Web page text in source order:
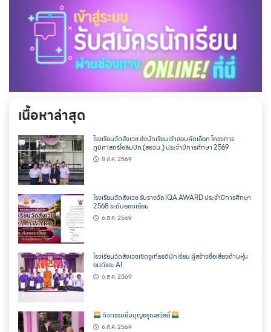
เนื้อหาล่าสุด
โรงเรียนวัดสังเวช ส่งนักเรียนเข้าสอบคัดเลือก โครงการ
ภูมิศาสตร์โอลิมปิก (สอวน.) ประจำปีการศึกษา 2569
8 ส.ค. 2569
โรงเรียนวัดสังเวช รับรางวัล IQA AWARD ประจำปีการศึกษา
2568 ระดับยอดเยี่ยม
6 ส.ค. 2569
โรงเรียนวัดสังเวชเชิดชูเกียรตินักเรียน ผู้สร้างชื่อเสียงด้านหุ่น
ยนต์และ AI
6 ส.ค. 2569
กิจกรรมอิ่มบุญอรุณสวัสดิ์
6 ส.ค. 2569